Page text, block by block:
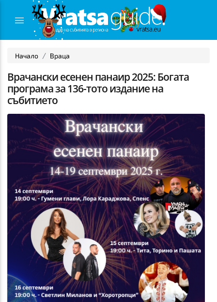
Начало Враца
Врачански есенен панаир 2025: Богата
програма за 136-тото издание на
събитието